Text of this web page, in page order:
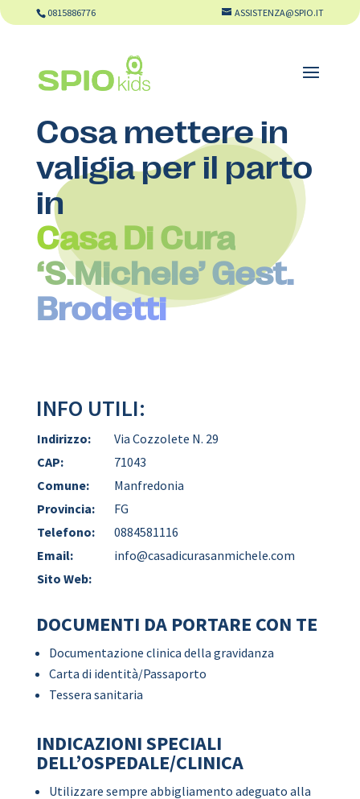
0815886776 ASSISTENZA@SPIO.IT
Cosa mettere in
valigia per il parto
in
Casa Di Cura
‘S.Michele’ Gest.
Brodetti
INFO UTILI:
Indirizzo:
Via Cozzolete N. 29
CAP:
71043
Comune:
Manfredonia
Provincia:
FG
Telefono:
0884581116
Email:
info@casadicurasanmichele.com
Sito Web:
DOCUMENTI DA PORTARE CON TE
Documentazione clinica della gravidanza
Carta di identità/Passaporto
Tessera sanitaria
INDICAZIONI SPECIALI
DELL’OSPEDALE/CLINICA
Utilizzare sempre abbigliamento adeguato alla